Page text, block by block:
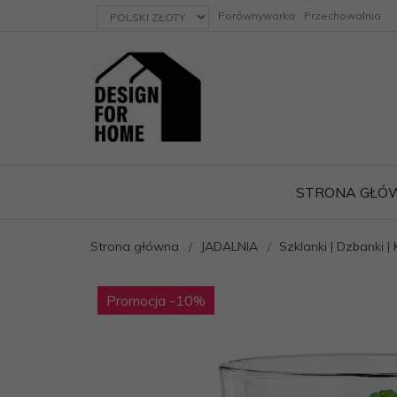
currency_h Porównywarka Przechowalnia
STRONA
Strona główna JADALNIA Szklanki | Dzbanki |
Promocja -10%